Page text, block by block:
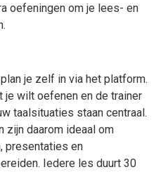
oefeningen om je lees- en
je zelf in via het platform.
je wilt oefenen en de trainer
taalsituaties staan centraal.
zijn daarom ideaal om
presentaties en
Iedere les duurt 30